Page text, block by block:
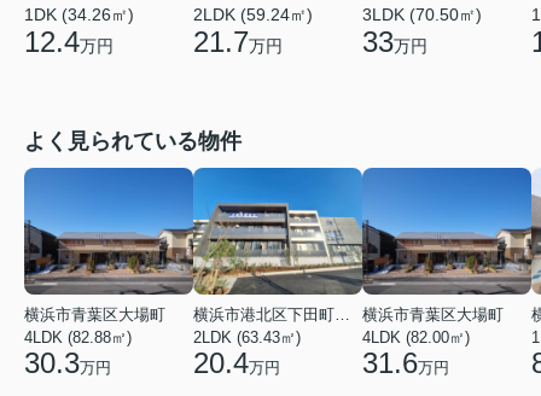
1DK (34.26㎡)
12.4万円
2LDK (59.24㎡)
21.7万円
3LDK (70.50㎡)
33万円
よく見られている物件
横浜市青葉区大場町
4LDK (82.88㎡)
30.3万円
2LDK (63.43㎡)
20.4万円
横浜市青葉区大場町
4LDK (82.00㎡)
31.6万円